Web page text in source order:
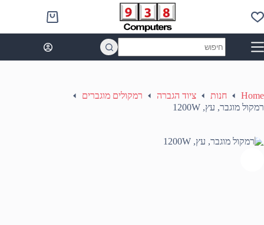
to
content
Shopping
cart
results
Home חנות ציוד הגברה
רמקולים מוגברים
רמקול מוגבר, עץ, 1200W